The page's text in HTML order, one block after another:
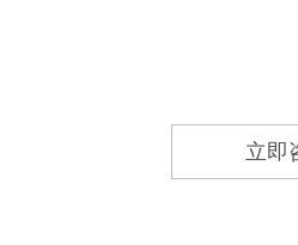
立即